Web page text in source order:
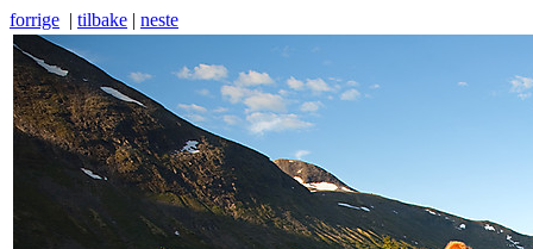
forrige | tilbake | neste